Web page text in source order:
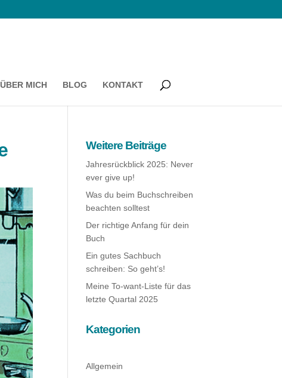
ÜBER MICH BLOG KONTAKT
Weitere Beiträge
Jahresrückblick 2025: Never
ever give up!
Was du beim Buchschreiben
beachten solltest
Der richtige Anfang für dein
Buch
Ein gutes Sachbuch
schreiben: So geht’s!
Meine To-want-Liste für das
letzte Quartal 2025
Kategorien
Allgemein